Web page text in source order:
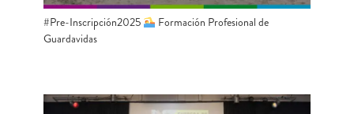
#Pre-Inscripción2025
Formación Profesional de
Guardavidas